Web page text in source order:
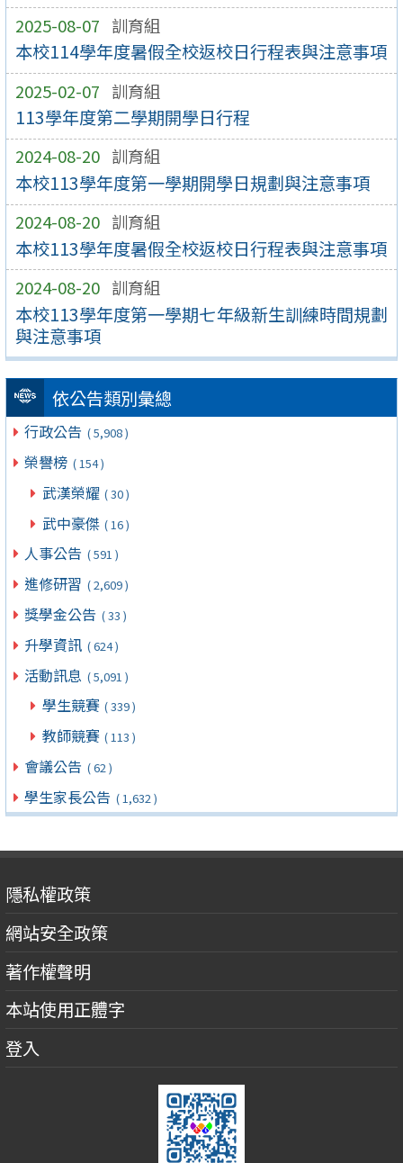
2025-08-07 訓育組
本校114學年度暑假全校返校日行程表與注意事項
2025-02-07 訓育組
113學年度第二學期開學日行程
2024-08-20 訓育組
本校113學年度第一學期開學日規劃與注意事項
2024-08-20 訓育組
本校113學年度暑假全校返校日行程表與注意事項
2024-08-20 訓育組
本校113學年度第一學期七年級新生訓練時間規劃
與注意事項
依公告類別彙總
行政公告 ( 5,908 )
榮譽榜 ( 154 )
武漢榮耀 ( 30 )
武中豪傑 ( 16 )
人事公告 ( 591 )
進修研習 ( 2,609 )
獎學金公告 ( 33 )
升學資訊 ( 624 )
活動訊息 ( 5,091 )
學生競賽 ( 339 )
教師競賽 ( 113 )
會議公告 ( 62 )
學生家長公告 ( 1,632 )
隱私權政策
網站安全政策
著作權聲明
本站使用正體字
登入